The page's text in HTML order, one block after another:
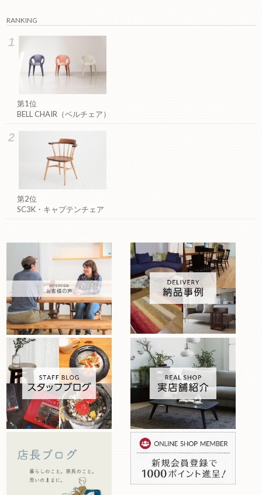
RANKING
第1位
BELL CHAIR（ベルチェア）
第2位
SC3K・キャプテンチェア